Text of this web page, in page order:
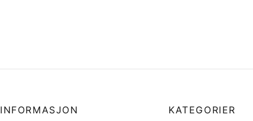
INFORMASJON KATEGORIER